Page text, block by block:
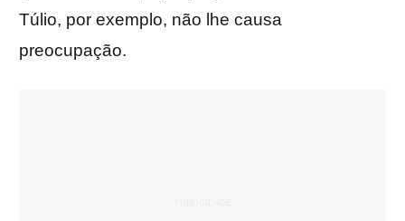
Túlio, por exemplo, não lhe causa
preocupação.